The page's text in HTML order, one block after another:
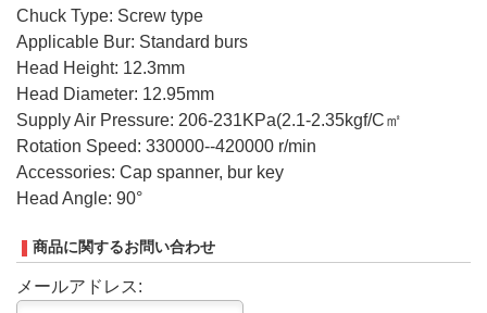
Chuck Type: Screw type
Applicable Bur: Standard burs
Head Height: 12.3mm
Head Diameter: 12.95mm
Supply Air Pressure: 206-231KPa(2.1-2.35kgf/C㎡
Rotation Speed: 330000--420000 r/min
Accessories: Cap spanner, bur key
Head Angle: 90°
商品に関するお問い合わせ
メールアドレス: